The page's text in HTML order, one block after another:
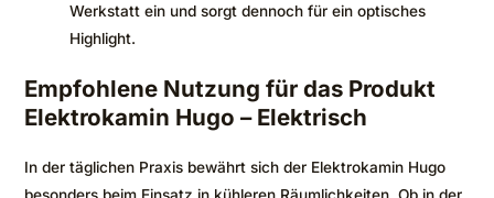
Werkstatt ein und sorgt dennoch für ein optisches
Highlight.
Empfohlene Nutzung für das Produkt
Elektrokamin Hugo – Elektrisch
In der täglichen Praxis bewährt sich der Elektrokamin Hugo